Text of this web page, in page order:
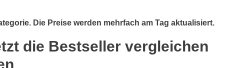
Die Preise werden mehrfach am Tag aktualisiert.
die Bestseller vergleichen